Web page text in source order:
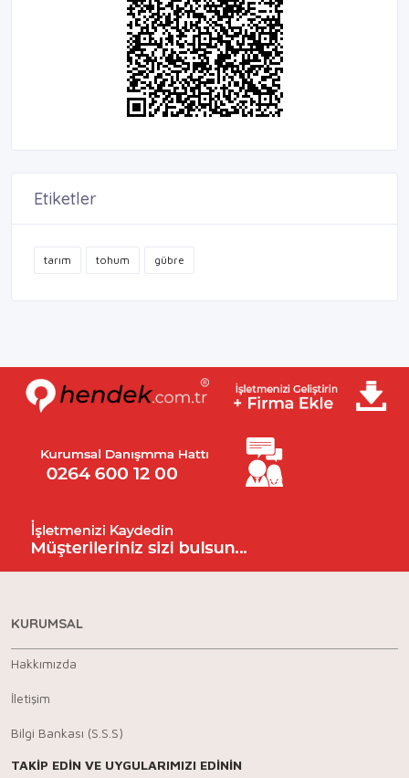
Etiketler
tarım tohum gübre
KURUMSAL
Hakkımızda
İletişim
Bilgi Bankası (S.S.S)
TAKİP EDİN VE UYGULARIMIZI EDİNİN